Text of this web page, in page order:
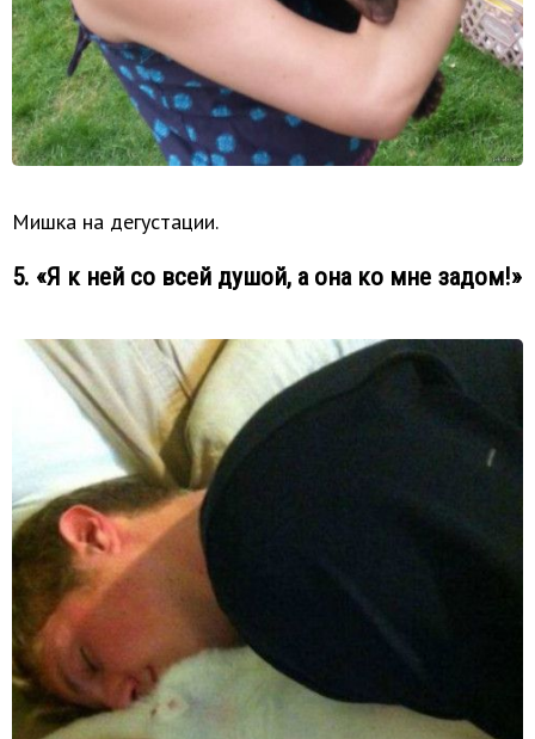
Мишка на дегустации.
5. «Я к ней со всей душой, а она ко мне задом!»